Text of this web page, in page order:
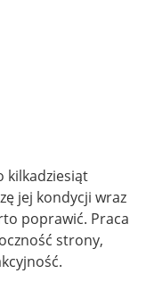
kilkadziesiąt
jej kondycji wraz
poprawić. Praca
strony,